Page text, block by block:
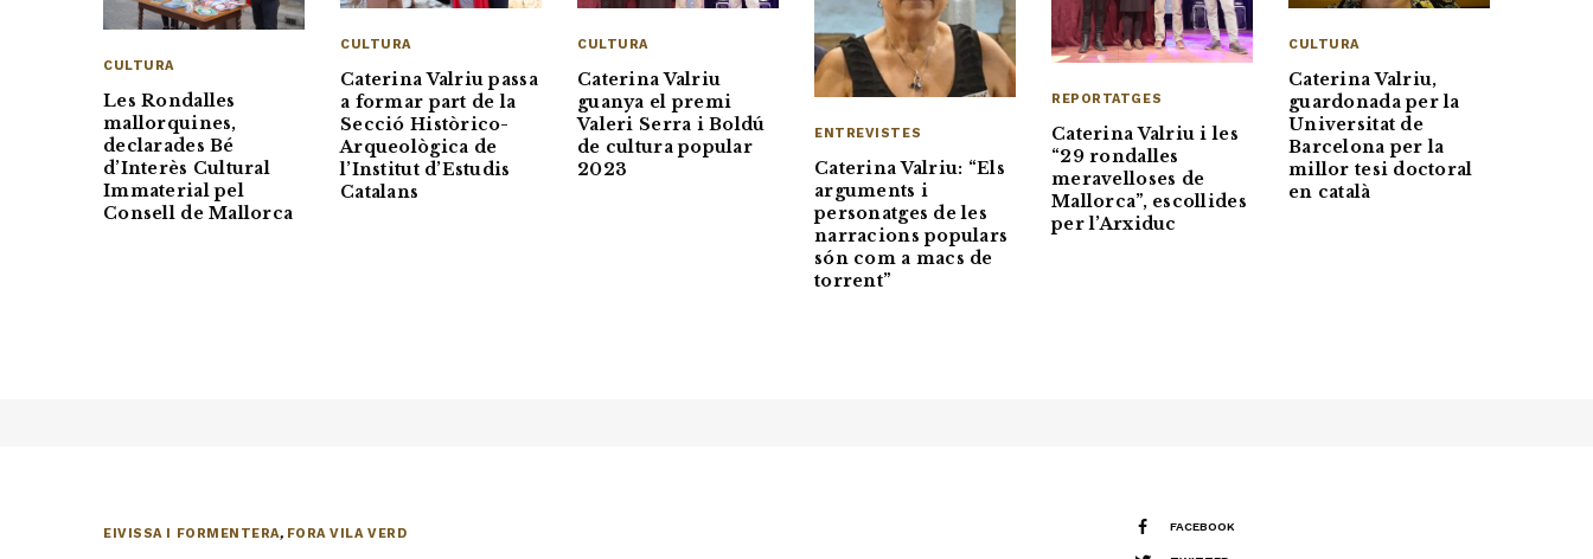
CULTURA
Les Rondalles
mallorquines,
declarades Bé
d’Interès Cultural
Immaterial pel
Consell de Mallorca
CULTURA
Caterina Valriu passa
a formar part de la
Secció Històrico-
Arqueològica de
l’Institut d’Estudis
Catalans
CULTURA
Caterina Valriu
guanya el premi
Valeri Serra i Boldú
de cultura popular
2023
ENTREVISTES
Caterina Valriu: “Els
arguments i
personatges de les
narracions populars
són com a macs de
torrent”
REPORTATGES
Caterina Valriu i les
“29 rondalles
meravelloses de
Mallorca”, escollides
per l’Arxiduc
CULTURA
Caterina Valriu,
guardonada per la
Universitat de
Barcelona per la
millor tesi doctoral
en català
EIVISSA I FORMENTERA, FORA VILA VERD FACEBOOK